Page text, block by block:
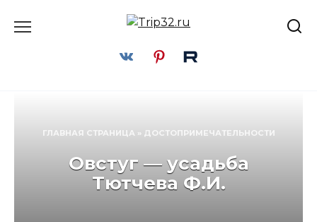
ГЛАВНАЯ СТРАНИЦА » ДОСТОПРИМЕЧАТЕЛЬНОСТИ
Овстуг — усадьба
Тютчева Ф.И.